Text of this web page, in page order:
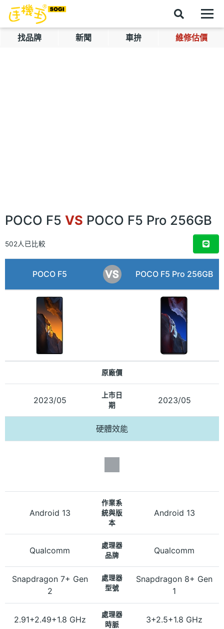
找品牌 新聞 車拚 維修估價
POCO F5 VS POCO F5 Pro 256GB
502人已比較
POCO F5 POCO F5 Pro 256GB
原廠價
2023/05
上市日
期
2023/05
硬體效能
Android 13
作業系
統與版
本
Android 13
Qualcomm
處理器
品牌
Qualcomm
Snapdragon 7+ Gen
2
處理器
型號
Snapdragon 8+ Gen
1
2.91+2.49+1.8 GHz
處理器
時脈
3+2.5+1.8 GHz